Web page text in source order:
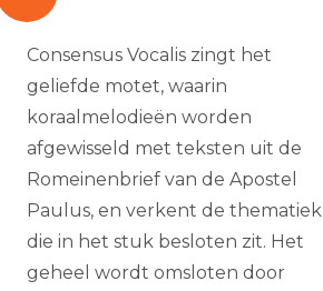
Consensus Vocalis zingt het
geliefde motet, waarin
koraalmelodieën worden
afgewisseld met teksten uit de
Romeinenbrief van de Apostel
Paulus, en verkent de thematiek
die in het stuk besloten zit. Het
geheel wordt omsloten door